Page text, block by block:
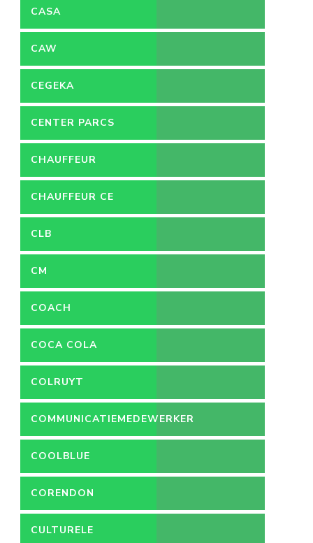
VACATURES
CASA
CAW
CEGEKA
CENTER PARCS
CHAUFFEUR
CHAUFFEUR CE
CLB
CM
COACH
COCA COLA
COLRUYT
COMMUNICATIEMEDEWERKER
COOLBLUE
CORENDON
CULTURELE